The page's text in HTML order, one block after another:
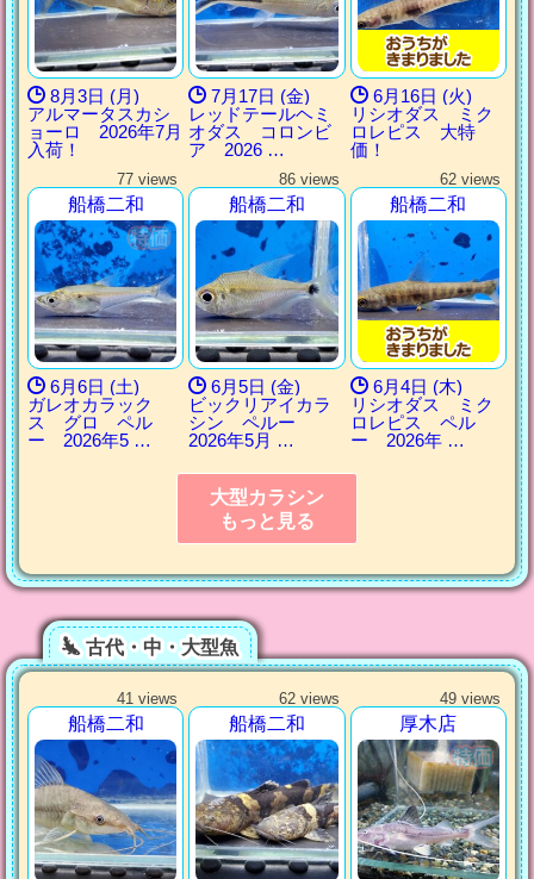
8月3日 (月)
アルマータスカシ
ョーロ 2026年7月
入荷！
7月17日 (金)
レッドテールヘミ
オダス コロンビ
ア 2026 …
6月16日 (火)
リシオダス ミク
ロレピス 大特
価！
77 views
船橋二和
6月6日 (土)
ガレオカラック
ス グロ ペル
ー 2026年5 …
86 views
船橋二和
6月5日 (金)
ビックリアイカラ
シン ペルー
2026年5月 …
62 views
船橋二和
6月4日 (木)
リシオダス ミク
ロレピス ペル
ー 2026年 …
大型カラシン
もっと見る
古代・中・大型魚
41 views
船橋二和
62 views
船橋二和
49 views
厚木店